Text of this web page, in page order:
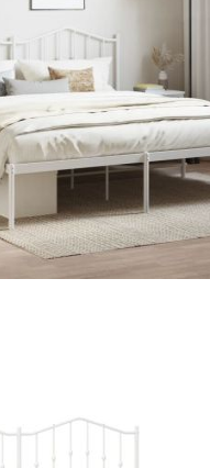
Подложки за фитнес уреди
Лостове за набиране
Силови кули
Йога и пилатес